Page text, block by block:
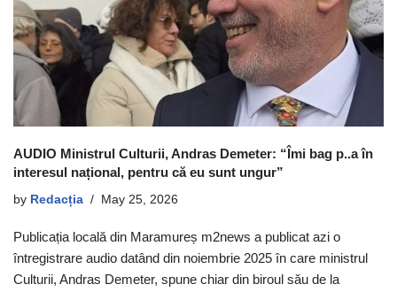
AUDIO Ministrul Culturii, Andras Demeter: “Îmi bag p..a în
interesul național, pentru că eu sunt ungur”
by Redacția May 25, 2026
Publicația locală din Maramureș m2news a publicat azi o
întregistrare audio datând din noiembrie 2025 în care ministrul
Culturii, Andras Demeter, spune chiar din biroul său de la